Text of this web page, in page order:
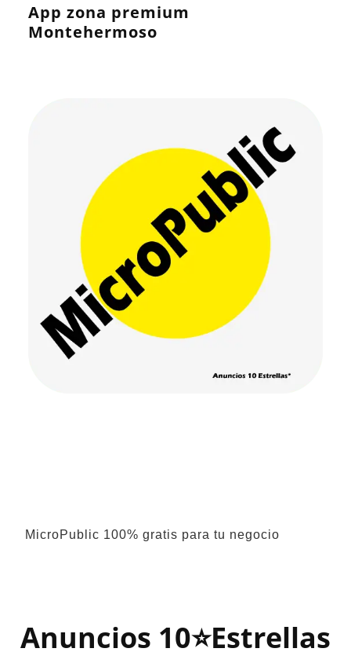
App zona premium
Montehermoso
MicroPublic 100% gratis para tu negocio
Anuncios 10⭐Estrellas